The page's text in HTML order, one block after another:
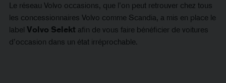
Le réseau Volvo occasions, que l’on peut retrouver chez tous
les concessionnaires Volvo comme Scandia, a mis en place le
label Volvo Selekt afin de vous faire bénéficier de voitures
d’occasion dans un état irréprochable.